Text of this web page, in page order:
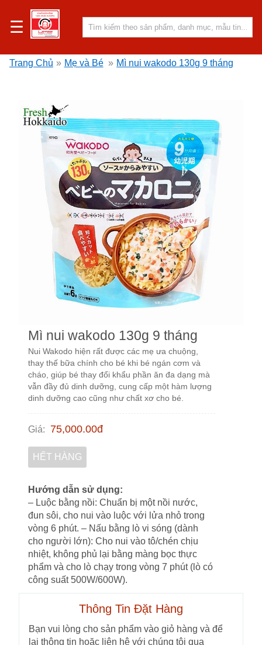
☰
Trang Chủ » Mẹ và Bé » Mì nui wakodo 130g 9 tháng
Mì nui wakodo 130g 9 tháng
Nui Wakodo hiện rất được các mẹ ưa chuộng,
thay thế bữa chính cho bé khi bé ngán cơm và
cháo, giúp bé thay đổi khẩu phần ăn đa dạng mà
vẫn đầy đủ dinh dưỡng, cung cấp một hàm lượng
dinh dưỡng cao cũng như chất xơ cho bé.
Giá: 75,000.00đ
HẾT HÀNG
Hướng dẫn sử dụng:
– Luộc bằng nồi: Chuẩn bị một nồi nước,
đun sôi, cho nui vào luộc với lửa nhỏ trong
vòng 6 phút. – Nấu bằng lò vi sóng (dành
cho người lớn): Cho nui vào tô/chén chịu
nhiệt, không phủ lại bằng màng bọc thực
phẩm và cho lò chạy trong vòng 7 phút (lò có
công suất 500W/600W).
Thông Tin Đặt Hàng
Bạn vui lòng cho sản phẩm vào giỏ hàng và để
lại thông tin hoặc liên hệ với chúng tôi qua